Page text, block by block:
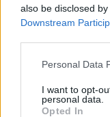
also be disclosed
Downstream
Personal Data
I want to opt-
personal data.
Opted In
Everton hankki kovan
James Rodriguez
Goodison Parkille
LIITTYVÄT